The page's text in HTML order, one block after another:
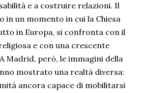
e a costruire relazioni. Il
in un momento in cui la Chiesa
in Europa, si confronta con il
e con una crescente
Madrid, però, le immagini della
mostrato una realtà diversa:
ancora capace di mobilitarsi